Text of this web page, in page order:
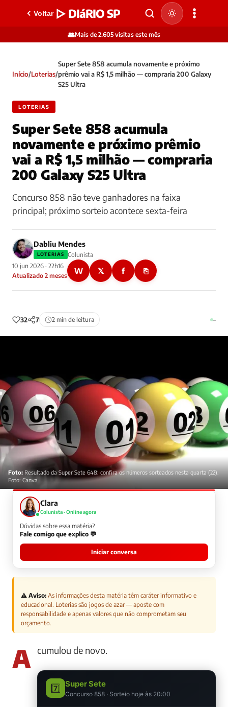
Voltar ▷ DIáRIO SP
👥Mais de 2.605 visitas este mês
Início/Loterias/
Super Sete 858 acumula novamente e próximo
prêmio vai a R$ 1,5 milhão — compraria 200 Galaxy
S25 Ultra
LOTERIAS
Super Sete 858 acumula
novamente e próximo prêmio
vai a R$ 1,5 milhão — compraria
200 Galaxy S25 Ultra
Concurso 858 não teve ganhadores na faixa
principal; próximo sorteio acontece sexta-feira
Dabliu Mendes
LOTERIAS
Colunista
10 jun 2026 · 22h16
Atualizado 2 meses
W 𝕏 f ⎘
32 7 2 min de leitura –
Foto: Resultado da Super Sete 648: confira os números sorteados nesta quarta (22).
Foto: Canva
Clara
Colunista · Online agora
Dúvidas sobre essa matéria?
Fale comigo que explico 💬
Iniciar conversa
⚠️ Aviso: As informações desta matéria têm caráter informativo e
educacional. Loterias são jogos de azar — aposte com
responsabilidade e apenas valores que não comprometam seu
orçamento.
Acumulou de novo.
7️⃣ Super Sete
Concurso 858 · Sorteio hoje às 20:00